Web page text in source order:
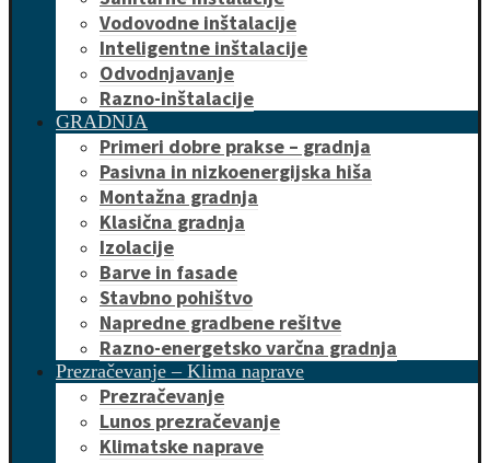
Vodovodne inštalacije
Inteligentne inštalacije
Odvodnjavanje
Razno-inštalacije
GRADNJA
Primeri dobre prakse – gradnja
Pasivna in nizkoenergijska hiša
Montažna gradnja
Klasična gradnja
Izolacije
Barve in fasade
Stavbno pohištvo
Napredne gradbene rešitve
Razno-energetsko varčna gradnja
Prezračevanje – Klima naprave
Prezračevanje
Lunos prezračevanje
Klimatske naprave